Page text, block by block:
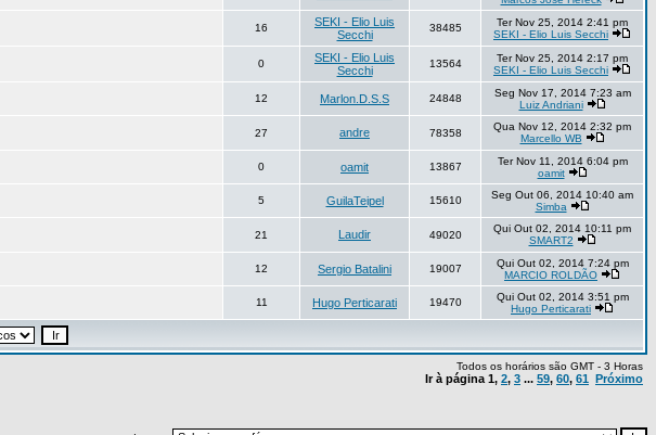
16
SEKI - Elio Luis
Secchi
38485
Ter Nov 25, 2014 2:41 pm
SEKI - Elio Luis Secchi
0
SEKI - Elio Luis
Secchi
13564
Ter Nov 25, 2014 2:17 pm
SEKI - Elio Luis Secchi
12 Marlon.D.S.S 24848
Seg Nov 17, 2014 7:23 am
Luiz Andriani
27 andre 78358
Qua Nov 12, 2014 2:32 pm
Marcello WB
0 oamit 13867
Ter Nov 11, 2014 6:04 pm
oamit
5 GuilaTeipel 15610
Seg Out 06, 2014 10:40 am
Simba
21 Laudir 49020
Qui Out 02, 2014 10:11 pm
SMART2
12 Sergio Batalini 19007
Qui Out 02, 2014 7:24 pm
MARCIO ROLDÃO
11 Hugo Perticarati 19470
Qui Out 02, 2014 3:51 pm
Hugo Perticarati
Todos os horários são GMT - 3 Horas
Ir à página 1, 2, 3 ... 59, 60, 61 Próximo